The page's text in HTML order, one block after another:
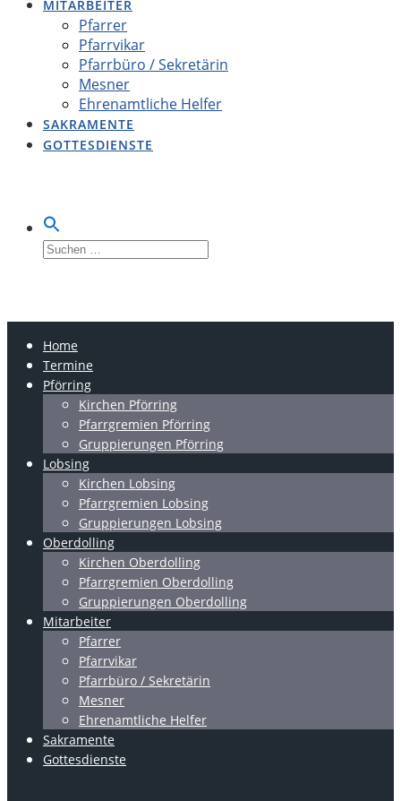
MITARBEITER
Pfarrer
Pfarrvikar
Pfarrbüro / Sekretärin
Mesner
Ehrenamtliche Helfer
SAKRAMENTE
GOTTESDIENSTE
Suche
Home
Termine
Pförring
Kirchen Pförring
Pfarrgremien Pförring
Gruppierungen Pförring
Lobsing
Kirchen Lobsing
Pfarrgremien Lobsing
Gruppierungen Lobsing
Oberdolling
Kirchen Oberdolling
Pfarrgremien Oberdolling
Gruppierungen Oberdolling
Mitarbeiter
Pfarrer
Pfarrvikar
Pfarrbüro / Sekretärin
Mesner
Ehrenamtliche Helfer
Sakramente
Gottesdienste